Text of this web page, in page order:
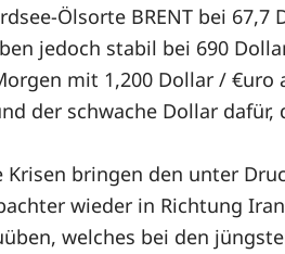
Ölsorte BRENT bei
jedoch stabil bei 690
mit 1,200 Dollar / €uro
der schwache Dollar
Krisen bringen den unter
wieder in Richtung
welches bei den